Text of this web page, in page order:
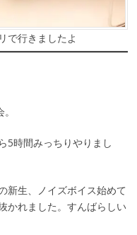
で行きましたよ
5時間みっちりやりまし
新生、ノイズボイス始めて
かれました。すんばらしい